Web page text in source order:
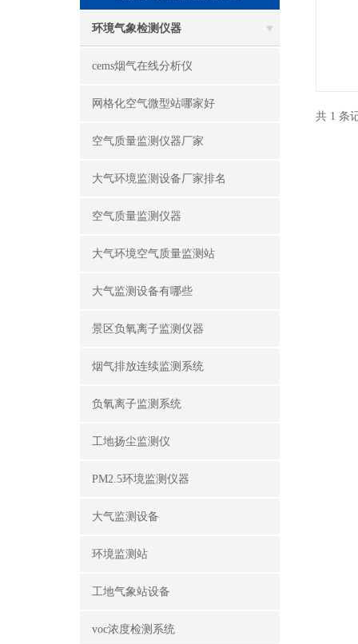
环境气象检测仪器
cems烟气在线分析仪
网格化空气微型站哪家好
空气质量监测仪器厂家
大气环境监测设备厂家排名
空气质量监测仪器
大气环境空气质量监测站
大气监测设备有哪些
景区负氧离子监测仪器
烟气排放连续监测系统
负氧离子监测系统
工地扬尘监测仪
PM2.5环境监测仪器
大气监测设备
环境监测站
工地气象站设备
voc浓度检测系统
共 1 条